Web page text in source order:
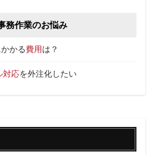
務作業のお悩み
かる 費用 は？
対応を外注化したい